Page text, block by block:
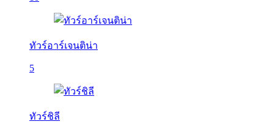
ทัวร์อาร์เจนติน่า
5
ทัวร์ชิลี